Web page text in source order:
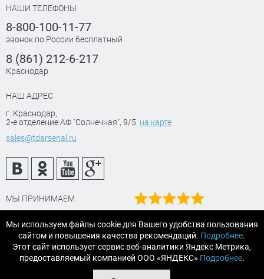
НАШИ ТЕЛЕФОНЫ
8-800-100-11-77
звонок по России бесплатный
8 (861) 212-6-217
Краснодар
НАШ АДРЕС
г. Краснодар,
2-е отделение АФ "Солнечная", 9/5 на карте
sales@tdarsenal.ru
МЫ ПРИНИМАЕМ
на Яндекс маркет
Читайте отзывы
Мы используем файлы cookie для Вашего удобства пользования
сайтом и повышения качества рекомендаций. Подробнее.
Этот сайт использует сервис веб-аналитики Яндекс Метрика,
предоставляемый компанией ООО «ЯНДЕКС» Подробнее.
×
Этот товар купили 19 человек